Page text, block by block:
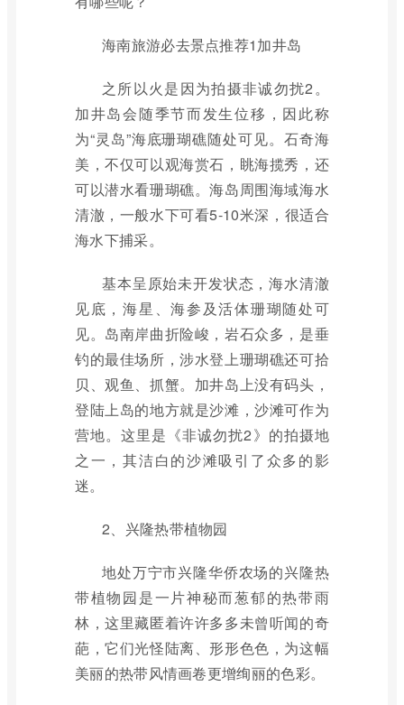
海南旅游必去景点推荐1加井岛
之所以火是因为拍摄非诚勿扰2。
加井岛会随季节而发生位移，因此称
为“灵岛”海底珊瑚礁随处可见。石奇海
美，不仅可以观海赏石，眺海揽秀，还
可以潜水看珊瑚礁。海岛周围海域海水
清澈，一般水下可看5-10米深，很适合
海水下捕采。
基本呈原始未开发状态，海水清澈
见底，海星、海参及活体珊瑚随处可
见。岛南岸曲折险峻，岩石众多，是垂
钓的最佳场所，涉水登上珊瑚礁还可拾
贝、观鱼、抓蟹。加井岛上没有码头，
登陆上岛的地方就是沙滩，沙滩可作为
营地。这里是《非诚勿扰2》的拍摄地
之一，其洁白的沙滩吸引了众多的影
迷。
2、兴隆热带植物园
地处万宁市兴隆华侨农场的兴隆热
带植物园是一片神秘而葱郁的热带雨
林，这里藏匿着许许多多未曾听闻的奇
葩，它们光怪陆离、形形色色，为这幅
美丽的热带风情画卷更增绚丽的色彩。